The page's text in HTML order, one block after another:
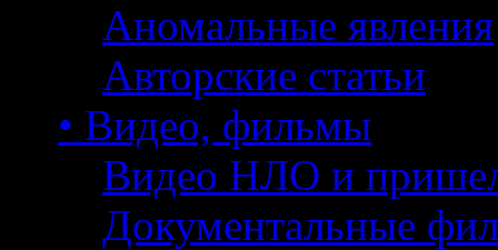
Аномальные явления
Авторские статьи
• Видео, фильмы
Видео НЛО и
Документальные